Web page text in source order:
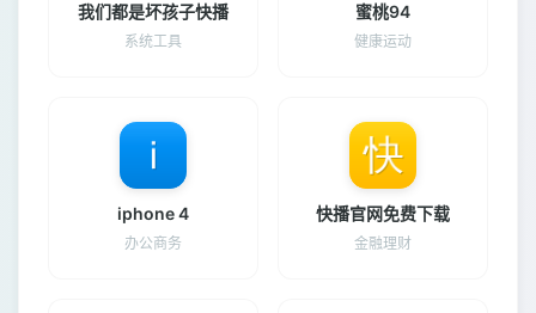
我们都是坏孩子快播
系统工具
蜜桃94
健康运动
iphone 4
办公商务
快播官网免费下载
金融理财